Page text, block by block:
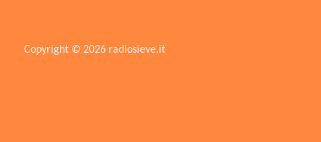
Copyright © 2026 radiosieve.it